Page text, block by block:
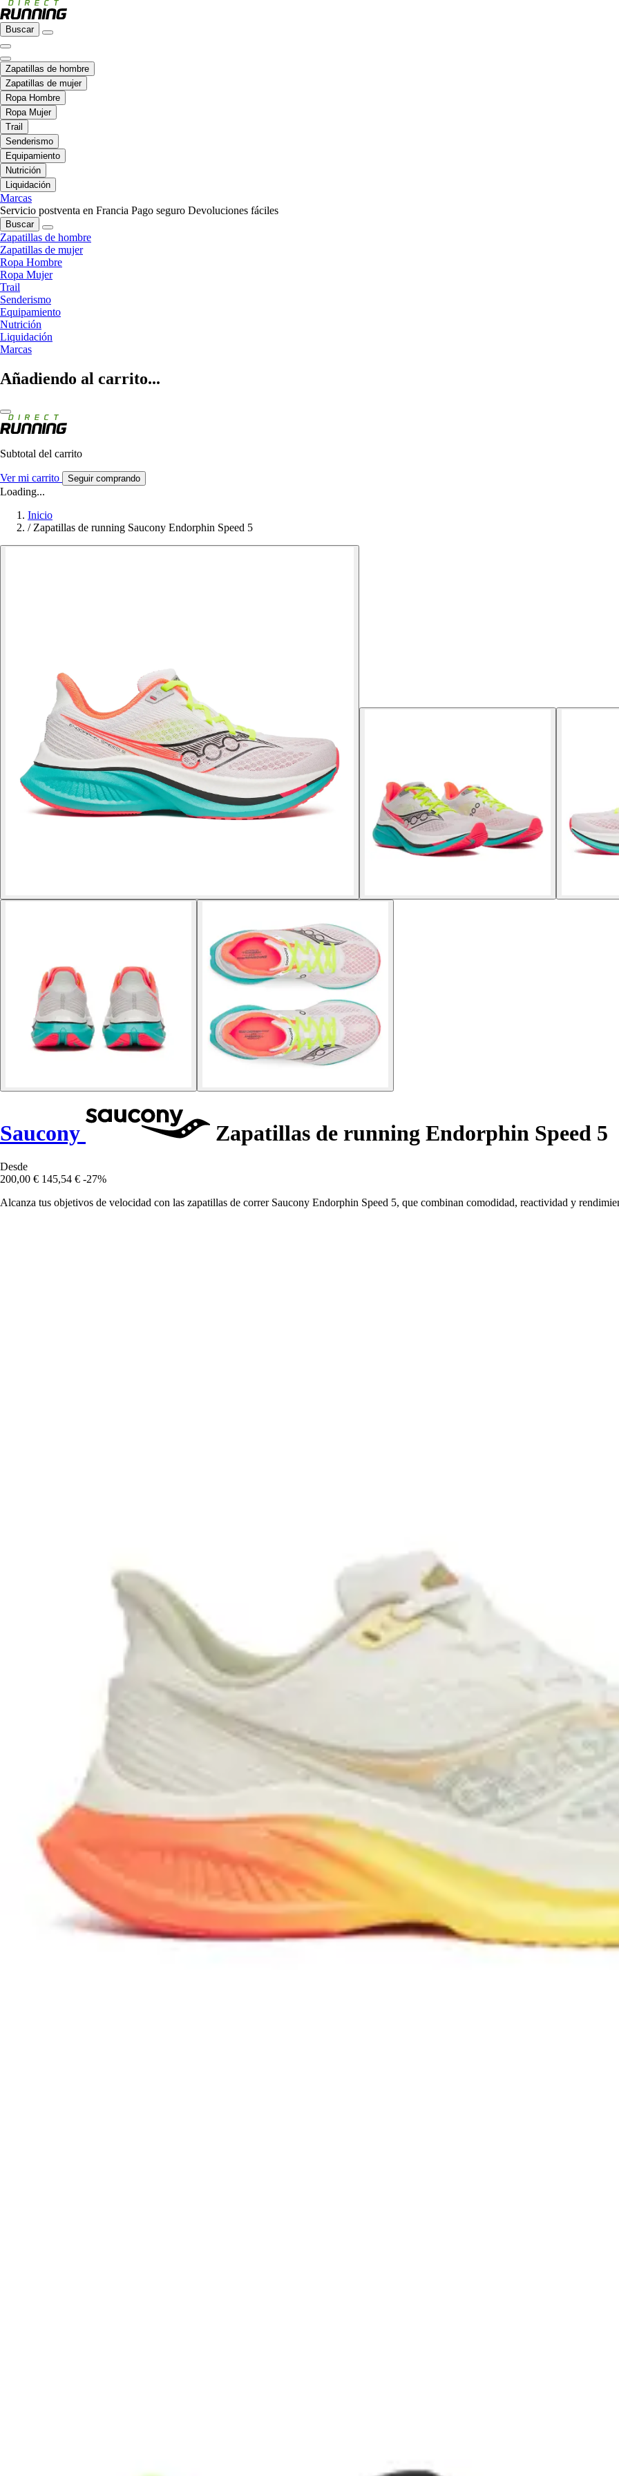
Buscar
Zapatillas de hombre
Zapatillas de mujer
Ropa Hombre
Ropa Mujer
Trail
Senderismo
Equipamiento
Nutrición
Liquidación
Marcas
Servicio postventa en Francia Pago seguro Devoluciones fáciles
Buscar
Zapatillas de hombre
Zapatillas de mujer
Ropa Hombre
Ropa Mujer
Trail
Senderismo
Equipamiento
Nutrición
Liquidación
Marcas
Añadiendo al carrito...
Subtotal del carrito
Ver mi carrito Seguir comprando
Loading...
Inicio
/ Zapatillas de running Saucony Endorphin Speed 5
Saucony Zapatillas de running Endorphin Speed 5
Desde
200,00 € 145,54 € -27%
Alcanza tus objetivos de velocidad con las zapatillas de correr Saucony Endorphin Speed 5, que combinan comodidad, reactividad y